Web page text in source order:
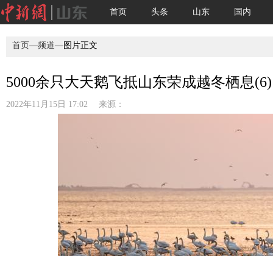
首页 头条 山东 国内
首页—频道—图片正文
5000余只大天鹅飞抵山东荣成越冬栖息(6)
2022年11月15日 17:02 来源：